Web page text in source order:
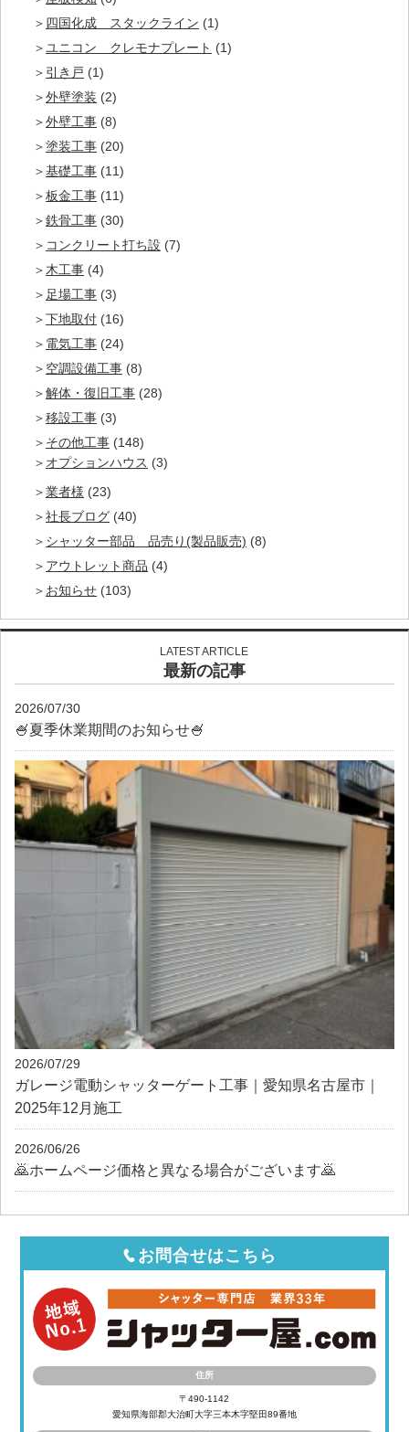
四国化成 スタックライン (1)
ユニコン クレモナプレート (1)
引き戸 (1)
外壁塗装 (2)
外壁工事 (8)
塗装工事 (20)
基礎工事 (11)
板金工事 (11)
鉄骨工事 (30)
コンクリート打ち設 (7)
木工事 (4)
足場工事 (3)
下地取付 (16)
電気工事 (24)
空調設備工事 (8)
解体・復旧工事 (28)
移設工事 (3)
その他工事 (148)
オプションハウス (3)
業者様 (23)
社長ブログ (40)
シャッター部品 品売り(製品販売) (8)
アウトレット商品 (4)
お知らせ (103)
LATEST ARTICLE
最新の記事
2026/07/30
🍧夏季休業期間のお知らせ🍧
2026/07/29
ガレージ電動シャッターゲート工事｜愛知県名古屋市｜
2025年12月施工
2026/06/26
🙇ホームページ価格と異なる場合がございます🙇
お問合せはこちら
住所
〒490-1142
愛知県海部郡大治町大字三本木字堅田89番地